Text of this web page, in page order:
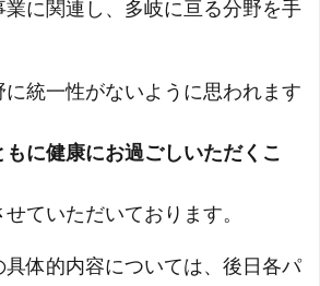
業に関連し、多岐に亘る分野を手
統一性がないように思われます
に健康にお過ごしいただくこ
ていただいております。
具体的内容については、後日各パ